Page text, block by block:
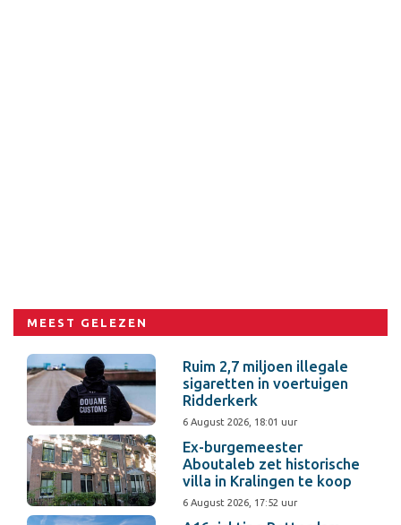
MEEST GELEZEN
Ruim 2,7 miljoen illegale
sigaretten in voertuigen
Ridderkerk
6 August 2026, 18:01 uur
Ex-burgemeester
Aboutaleb zet historische
villa in Kralingen te koop
6 August 2026, 17:52 uur